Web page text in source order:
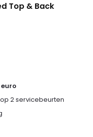
Top & Back
2 servicebeurten